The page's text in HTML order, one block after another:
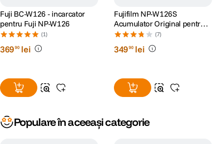
Fuji BC-W126 - incarcator
pentru Fuji NP-W126
(1)
36990 lei
Fujifilm NP-W126S
Acumulator Original pentru
X-T2/X-T3/X-Pro2/X100VI
(7)
34990 lei
Populare în aceeași categorie